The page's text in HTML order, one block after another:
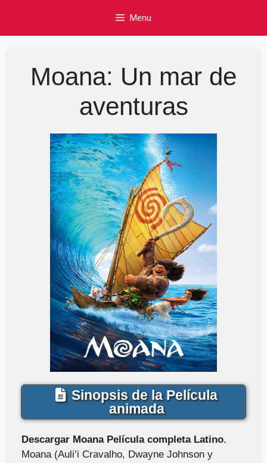
content
Menu
Moana: Un mar de
aventuras
Sinopsis de la Película
animada
Descargar Moana Película completa Latino.
Moana (Auli’i Cravalho, Dwayne Johnson y